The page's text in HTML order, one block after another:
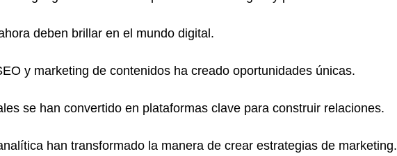
deben brillar en el mundo digital.
y marketing de contenidos ha creado oportunidades únicas.
se han convertido en plataformas clave para construir relaciones.
han transformado la manera de crear estrategias de marketing.